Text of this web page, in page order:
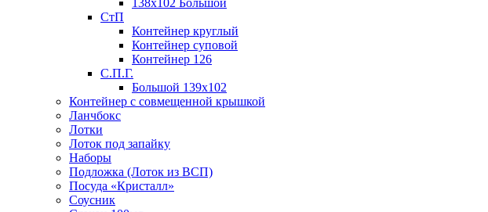
138х102 Большой
СтП
Контейнер круглый
Контейнер суповой
Контейнер 126
С.П.Г.
Большой 139х102
Контейнер с совмещенной крышкой
Ланчбокс
Лотки
Лоток под запайку
Наборы
Подложка (Лоток из ВСП)
Посуда «Кристалл»
Соусник